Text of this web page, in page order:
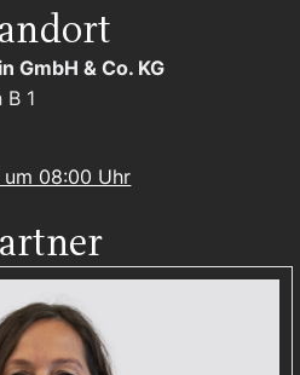
GmbH & Co. KG
1
08:00 Uhr